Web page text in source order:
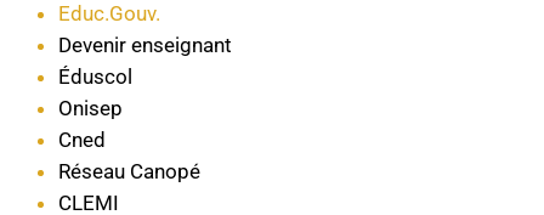
Educ.Gouv.
Devenir enseignant
Éduscol
Onisep
Cned
Réseau Canopé
CLEMI